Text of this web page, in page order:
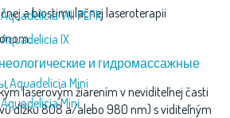
Aquadelicia VIII PLFK
Aquadelicia IX
и гидромассажные
Aquadelicia Mini
Aquadelicia Mini
a biostimulačnej laseroterapii
laserovým žiarením v neviditeľnej časti
dĺžku 808 a/alebo 980 nm) s viditeľným